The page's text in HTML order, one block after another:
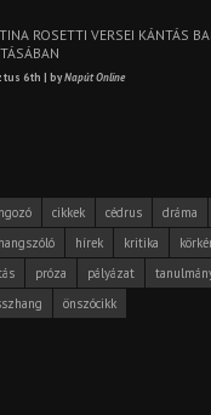
ROSETTI VERSEI KÁNTÁS
6th | byNapút Online
cikkek cédrus dráma
hangszóló hírek kritika
próza pályázat
önszócikk